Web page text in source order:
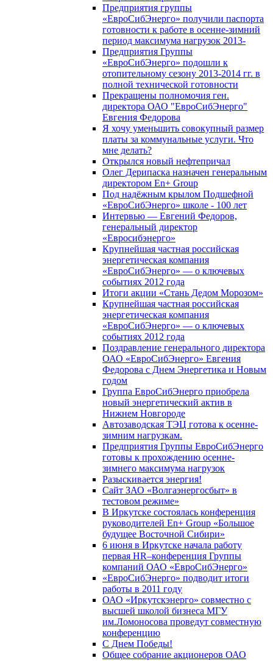
Предприятия группы
«ЕвроСибЭнерго» получили паспорта
готовности к работе в осенне-зимний
период максимума нагрузок 2013-
Предприятия Группы
«ЕвроСибЭнерго» подошли к
отопительному сезону 2013-2014 гг. в
полной технической готовности
Прекращены полномочия ген.
директора ОАО "ЕвроСибЭнерго"
Евгения Федорова
Я хочу уменьшить совокупный размер
платы за коммунальные услуги. Что
мне делать?
Открылся новый нефтепричал
Олег Дерипаска назначен генеральным
директором En+ Group
Под надёжным крылом Подшефной
«ЕвроСибЭнерго» школе - 100 лет
Интервью — Евгений Федоров,
генеральный директор
«Евросибэнерго»
Крупнейшая частная российская
энергетическая компания
«ЕвроСибЭнерго» — о ключевых
событиях 2012 года
Итоги акции «Стань Дедом Морозом»
Крупнейшая частная российская
энергетическая компания
«ЕвроСибЭнерго» — о ключевых
событиях 2012 года
Поздравление генерального директора
ОАО «ЕвроСибЭнерго» Евгения
Федорова с Днем Энергетика и Новым
годом
Группа ЕвроСибЭнерго приобрела
новый энергетический актив в
Нижнем Новгороде
Автозаводская ТЭЦ готова к осенне-
зимним нагрузкам.
Предприятия Группы ЕвроСибЭнерго
готовы к прохождению осенне-
зимнего максимума нагрузок
Разыскивается энергия!
Сайт ЗАО «Волгаэнергосбыт» в
тестовом режиме»
В Иркутске состоялась конференция
руководителей En+ Group «Большое
будущее Восточной Сибири»
6 июня в Иркутске начала работу
первая HR–конференция Группы
компаний ОАО «ЕвроСибЭнерго»
«ЕвроСибЭнерго» подводит итоги
работы в 2011 году
ОАО «Иркутскэнерго» совместно с
высшей школой бизнеса МГУ
им.Ломоносова проведут совместную
конференцию
С Днем Победы!
Общее собрание акционеров ОАО